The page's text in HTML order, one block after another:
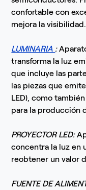
confortable con
mejora la visibilidad.
LUMINARIA :
transforma la luz
que incluye las
las piezas que
LED), como
para la producción
PROYECTOR LED:
concentra la luz en
reobtener un valor
FUENTE DE